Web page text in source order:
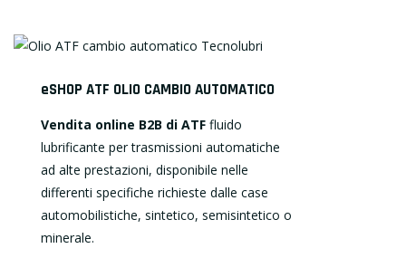
eSHOP ATF OLIO CAMBIO AUTOMATICO
Vendita online B2B di ATF fluido
lubrificante per trasmissioni automatiche
ad alte prestazioni, disponibile nelle
differenti specifiche richieste dalle case
automobilistiche, sintetico, semisintetico o
minerale.